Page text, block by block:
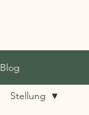
Blog
Stellung